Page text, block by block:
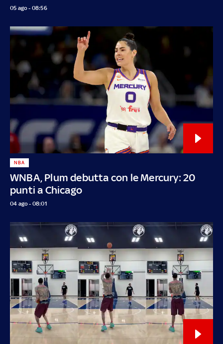
05 ago - 08:56
WNBA, Plum debutta con le Mercury: 20
punti a Chicago
NBA
04 ago - 08:01